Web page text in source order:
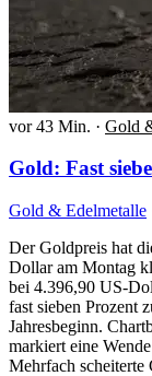
vor 43 Min. · Gold
Gold: Fast
Gold & Edelmetalle
Der Goldpreis hat
Dollar am Montag
bei 4.396,90 US-
fast sieben Prozent
Jahresbeginn.
markiert eine
Mehrfach